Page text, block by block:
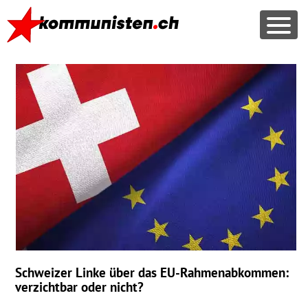
Schweizer Linke über das EU-Rahmenabkommen:
verzichtbar oder nicht?